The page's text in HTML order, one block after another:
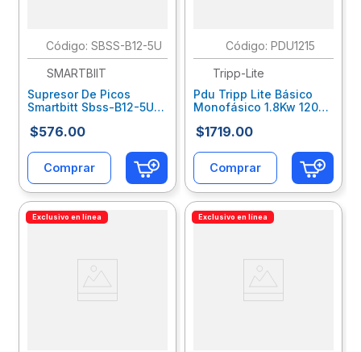
: SBSS-B12-5U
SMARTBIIT
Supresor De Picos
Smartbitt Sbss-B12-5U
Puertos Usb
$576.00
Comprar
: PDU1215
Tripp-Lite
Pdu Tripp Lite Básico
Monofásico 1.8Kw 120V
$1719.00
Comprar
Exclusivo en línea Exclusivo en línea